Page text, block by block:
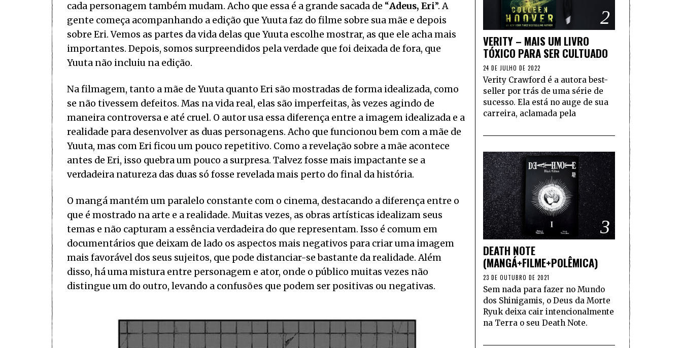
cada personagem também mudam. Acho que essa é a grande sacada de “Adeus, Eri”. A
gente começa acompanhando a edição que Yuuta faz do filme sobre sua mãe e depois
sobre Eri. Vemos as partes da vida delas que Yuuta escolhe mostrar, as que ele acha mais
importantes. Depois, somos surpreendidos pela verdade que foi deixada de fora, que
Yuuta não incluiu na edição.
Na filmagem, tanto a mãe de Yuuta quanto Eri são mostradas de forma idealizada, como
se não tivessem defeitos. Mas na vida real, elas são imperfeitas, às vezes agindo de
maneira controversa e até cruel. O autor usa essa diferença entre a imagem idealizada e a
realidade para desenvolver as duas personagens. Acho que funcionou bem com a mãe de
Yuuta, mas com Eri ficou um pouco repetitivo. Como a revelação sobre a mãe acontece
antes de Eri, isso quebra um pouco a surpresa. Talvez fosse mais impactante se a
verdadeira natureza das duas só fosse revelada mais perto do final da história.
O mangá mantém um paralelo constante com o cinema, destacando a diferença entre o
que é mostrado na arte e a realidade. Muitas vezes, as obras artísticas idealizam seus
temas e não capturam a essência verdadeira do que representam. Isso é comum em
documentários que deixam de lado os aspectos mais negativos para criar uma imagem
mais favorável dos seus sujeitos, que pode distanciar-se bastante da realidade. Além
disso, há uma mistura entre personagem e ator, onde o público muitas vezes não
distingue um do outro, levando a confusões que podem ser positivas ou negativas.
2
VERITY – MAIS UM LIVRO
TÓXICO PARA SER CULTUADO
24 DE JULHO DE 2022
Verity Crawford é a autora best-
seller por trás de uma série de
sucesso. Ela está no auge de sua
carreira, aclamada pela
3
DEATH NOTE
(MANGÁ+FILME+POLÊMICA)
23 DE OUTUBRO DE 2021
Sem nada para fazer no Mundo
dos Shinigamis, o Deus da Morte
Ryuk deixa cair intencionalmente
na Terra o seu Death Note.